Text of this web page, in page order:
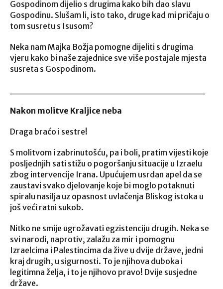
Gospodinom dijelio s drugima kako bih dao slavu
Gospodinu. Slušam li, isto tako, druge kad mi pričaju o
tom susretu s Isusom?
Neka nam Majka Božja pomogne dijeliti s drugima
vjeru kako bi naše zajednice sve više postajale mjesta
susreta s Gospodinom.
Nakon molitve Kraljice neba
Draga braćo i sestre!
S molitvom i zabrinutošću, pa i boli, pratim vijesti koje
posljednjih sati stižu o pogoršanju situacije u Izraelu
zbog intervencije Irana. Upućujem usrdan apel da se
zaustavi svako djelovanje koje bi moglo potaknuti
spiralu nasilja uz opasnost uvlačenja Bliskog istoka u
još veći ratni sukob.
Nitko ne smije ugrožavati egzistenciju drugih. Neka se
svi narodi, naprotiv, zalažu za mir i pomognu
Izraelcima i Palestincima da žive u dvije države, jedni
kraj drugih, u sigurnosti. To je njihova duboka i
legitimna želja, i to je njihovo pravo! Dvije susjedne
države.